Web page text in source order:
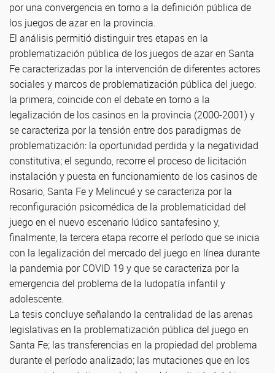
por una convergencia en torno a la definición pública de
los juegos de azar en la provincia.
El análisis permitió distinguir tres etapas en la
problematización pública de los juegos de azar en Santa
Fe caracterizadas por la intervención de diferentes actores
sociales y marcos de problematización pública del juego:
la primera, coincide con el debate en torno a la
legalización de los casinos en la provincia (2000-2001) y
se caracteriza por la tensión entre dos paradigmas de
problematización: la oportunidad perdida y la negatividad
constitutiva; el segundo, recorre el proceso de licitación
instalación y puesta en funcionamiento de los casinos de
Rosario, Santa Fe y Melincué y se caracteriza por la
reconfiguración psicomédica de la problematicidad del
juego en el nuevo escenario lúdico santafesino y,
finalmente, la tercera etapa recorre el período que se inicia
con la legalización del mercado del juego en línea durante
la pandemia por COVID 19 y que se caracteriza por la
emergencia del problema de la ludopatía infantil y
adolescente.
La tesis concluye señalando la centralidad de las arenas
legislativas en la problematización pública del juego en
Santa Fe; las transferencias en la propiedad del problema
durante el período analizado; las mutaciones que en los